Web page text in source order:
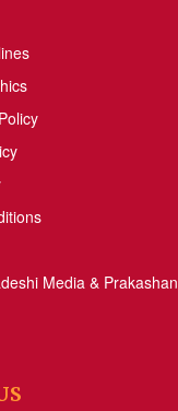
Media & Prakashan